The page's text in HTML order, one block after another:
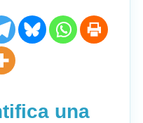
una